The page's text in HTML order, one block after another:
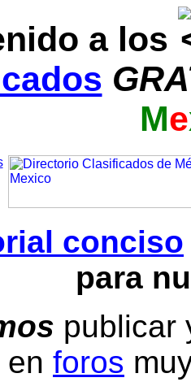
a los
Me
conciso
para
publicar
en foros